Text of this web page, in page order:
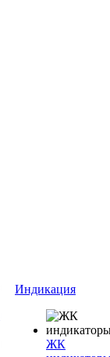
Индикация
ЖК